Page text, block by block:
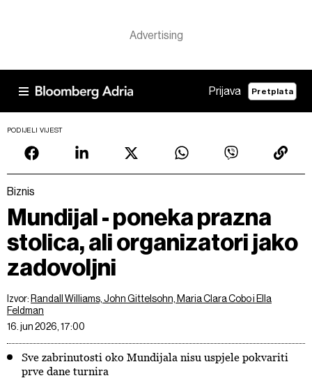
Prijava Pretplata
PODIJELI VIJEST
Biznis
Mundijal - poneka prazna
stolica, ali organizatori jako
zadovoljni
Izvor: Randall Williams, John Gittelsohn, Maria Clara Cobo i Ella
Feldman
16. jun 2026, 17:00
Sve zabrinutosti oko Mundijala nisu uspjele pokvariti
prve dane turnira